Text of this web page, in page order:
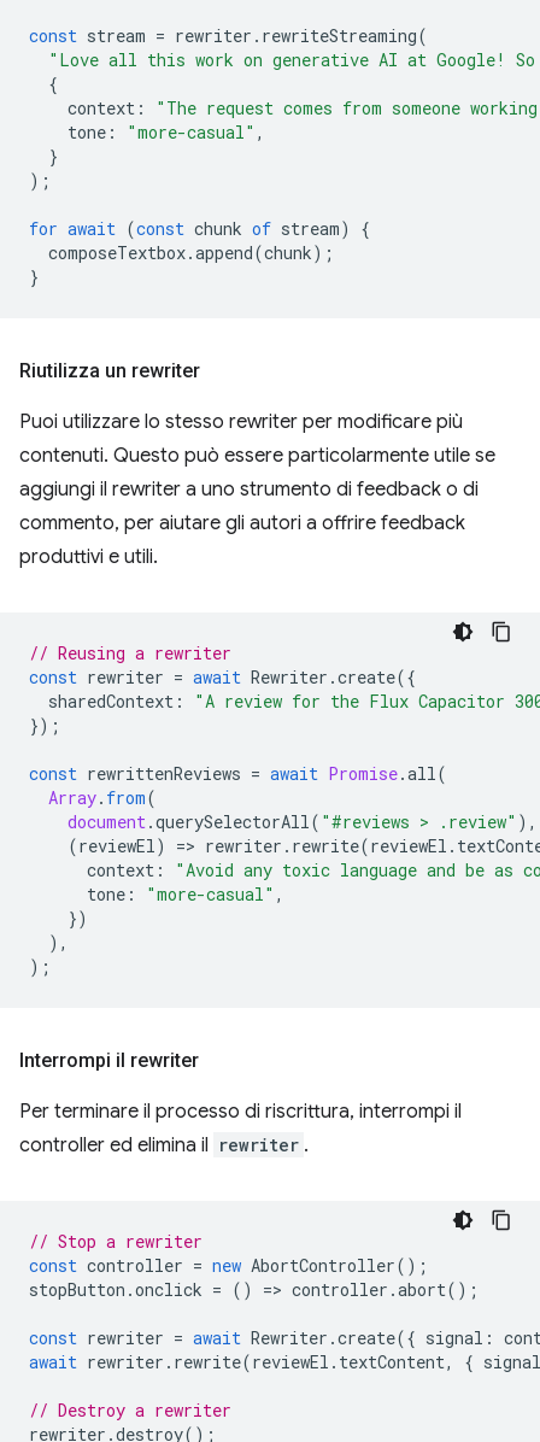
const stream = rewriter . rewriteStreaming(
"Love all this work on generative AI at Google!
{
context :
"The request comes from someone
tone : "more-casual" ,
}
);
for await (const chunk of stream)
{
composeTextbox.append(chunk);
}
Riutilizza un rewriter
Puoi utilizzare lo stesso rewriter per modificare più
contenuti. Questo può essere particolarmente utile se
aggiungi il rewriter a uno strumento di feedback o di
commento, per aiutare gli autori a offrire feedback
produttivi e utili.
// Reusing a rewriter
const rewriter = await Rewriter .create({
sharedContext :
"A review for the Flux Capacitor
});
const rewrittenReviews = await Promise.all(
Array. from(
document.querySelectorAll( "#reviews > .review" ),
(reviewEl) => rewriter . rewrite(reviewEl .
context :
"Avoid any toxic language and be as
tone : "more-casual" ,
})
),
);
Interrompi il rewriter
Per terminare il processo di riscrittura, interrompi il
controller ed elimina il rewriter .
// Stop a rewriter
const controller = new AbortController();
stopButton .onclick = () => controller .abort();
const rewriter = await Rewriter .create({ signal :
await rewriter . rewrite(reviewEl . textContent, { signal
// Destroy a rewriter
rewriter .destroy();